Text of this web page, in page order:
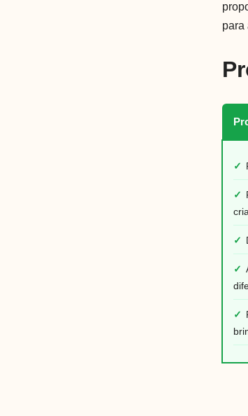
para
✓
✓
✓
✓
✓